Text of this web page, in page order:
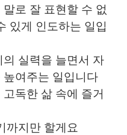
로 잘 표현할 수 없
있게 인도하는 일입
실력을 늘면서 자
여주는 일입니다
독한 삶 속에 즐거
까지만 할게요